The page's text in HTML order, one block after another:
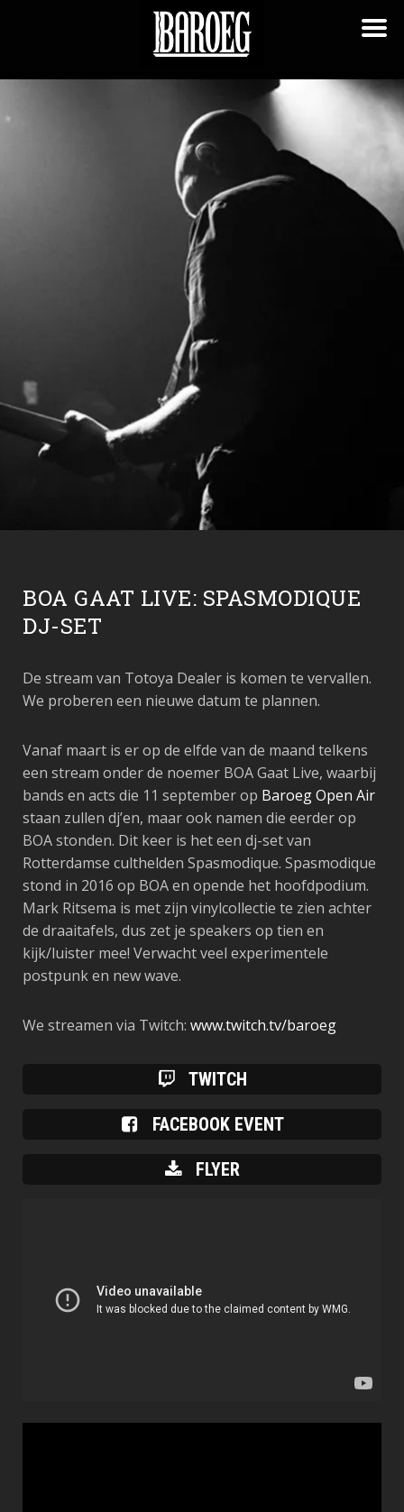
BOA GAAT LIVE: SPASMODIQUE
DJ-SET
De stream van Totoya Dealer is komen te vervallen.
We proberen een nieuwe datum te plannen.
Vanaf maart is er op de elfde van de maand telkens
een stream onder de noemer BOA Gaat Live, waarbij
bands en acts die 11 september op Baroeg Open Air
staan zullen dj’en, maar ook namen die eerder op
BOA stonden. Dit keer is het een dj-set van
Rotterdamse culthelden Spasmodique. Spasmodique
stond in 2016 op BOA en opende het hoofdpodium.
Mark Ritsema is met zijn vinylcollectie te zien achter
de draaitafels, dus zet je speakers op tien en
kijk/luister mee! Verwacht veel experimentele
postpunk en new wave.
We streamen via Twitch: www.twitch.tv/baroeg
TWITCH
FACEBOOK EVENT
FLYER